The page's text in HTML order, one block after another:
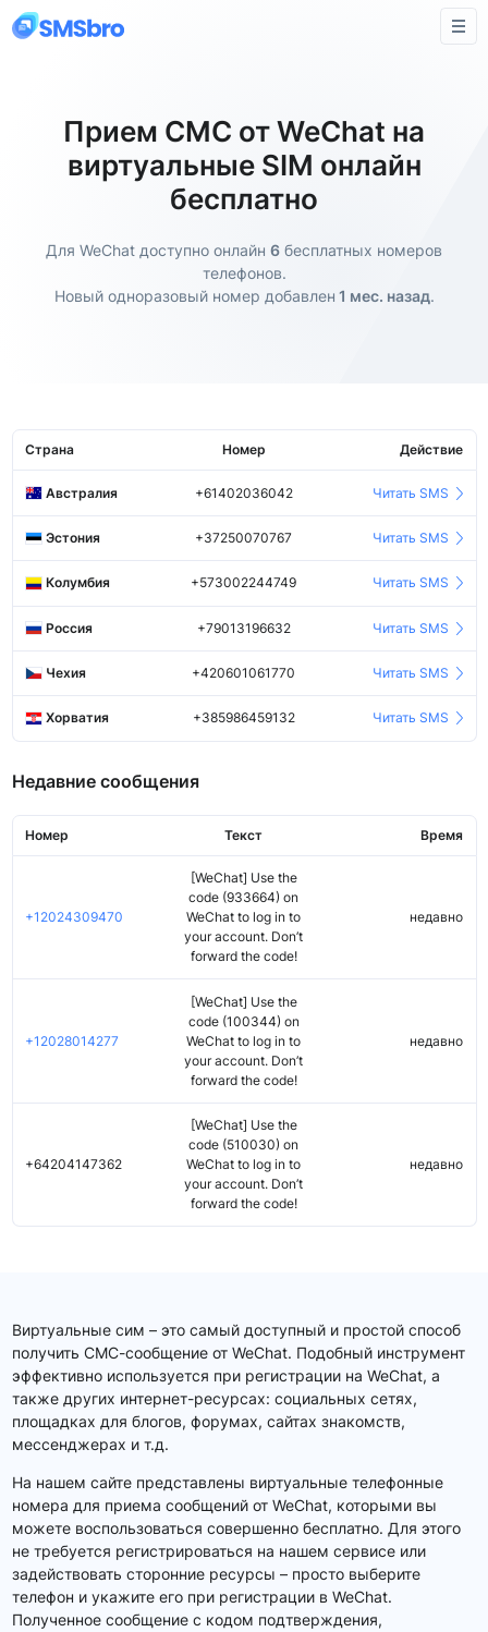
Прием СМС от WeChat на
виртуальные SIM онлайн
бесплатно
Для WeChat доступно онлайн 6 бесплатных номеров
телефонов.
Новый одноразовый номер добавлен 1 мес. назад.
Страна Номер Действие
Австралия +61402036042 Читать SMS
Эстония +37250070767 Читать SMS
Колумбия +573002244749 Читать SMS
Россия +79013196632 Читать SMS
Чехия +420601061770 Читать SMS
Хорватия +385986459132 Читать SMS
Недавние сообщения
Номер Текст Время
+12024309470
[WeChat] Use the
code (933664) on
WeChat to log in to
your account. Don’t
forward the code!
недавно
+12028014277
[WeChat] Use the
code (100344) on
WeChat to log in to
your account. Don’t
forward the code!
недавно
+64204147362
[WeChat] Use the
code (510030) on
WeChat to log in to
your account. Don’t
forward the code!
недавно
Виртуальные сим – это самый доступный и простой способ
получить СМС-сообщение от WeChat. Подобный инструмент
эффективно используется при регистрации на WeChat, а
также других интернет-ресурсах: социальных сетях,
площадках для блогов, форумах, сайтах знакомств,
мессенджерах и т.д.
На нашем сайте представлены виртуальные телефонные
номера для приема сообщений от WeChat, которыми вы
можете воспользоваться совершенно бесплатно. Для этого
не требуется регистрироваться на нашем сервисе или
задействовать сторонние ресурсы – просто выберите
телефон и укажите его при регистрации в WeChat.
Полученное сообщение с кодом подтверждения,